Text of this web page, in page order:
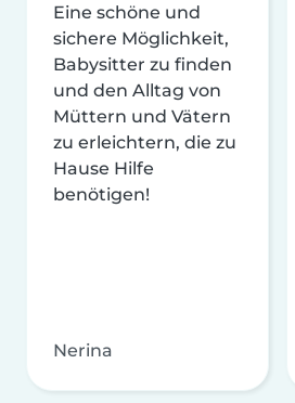
Eine schöne und
sichere Möglichkeit,
Babysitter zu finden
und den Alltag von
Müttern und Vätern
zu erleichtern, die zu
Hause Hilfe
benötigen!
Nerina